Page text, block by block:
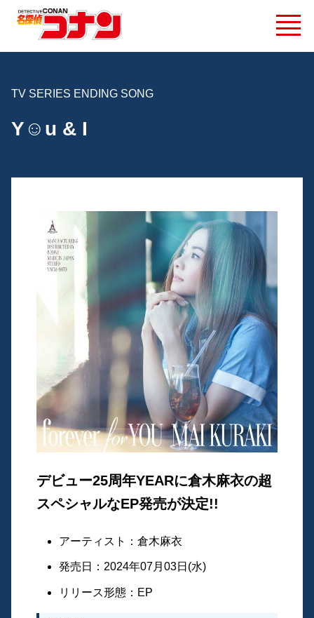
TV SERIES ENDING SONG
Y☺︎u & I
デビュー25周年YEARに倉木麻衣の超
スペシャルなEP発売が決定!!
アーティスト：倉木麻衣
発売日：2024年07月03日(水)
リリース形態：EP